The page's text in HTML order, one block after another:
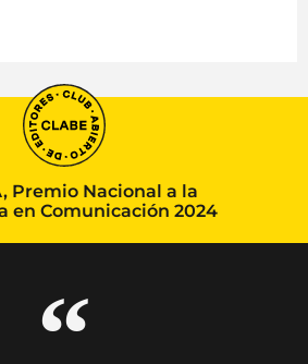
Premio Nacional a la
en Comunicación 2024